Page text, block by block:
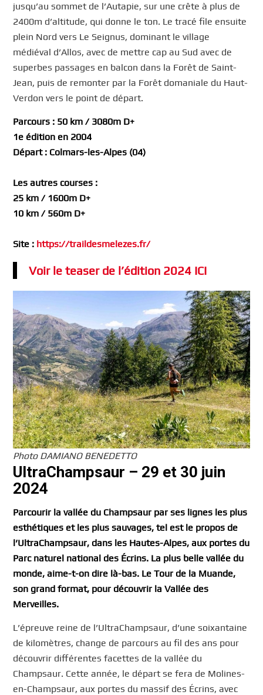
jusqu’au sommet de l’Autapie, sur une crête à plus de
2400m d’altitude, qui donne le ton. Le tracé file ensuite
plein Nord vers Le Seignus, dominant le village
médiéval d’Allos, avec de mettre cap au Sud avec de
superbes passages en balcon dans la Forêt de Saint-
Jean, puis de remonter par la Forêt domaniale du Haut-
Verdon vers le point de départ.
Parcours : 50 km / 3080m D+
1e édition en 2004
Départ : Colmars-les-Alpes (04)
Les autres courses :
25 km / 1600m D+
10 km / 560m D+
Site : https://traildesmelezes.fr/
Voir le teaser de l’édition 2024 ICI
Photo DAMIANO BENEDETTO
UltraChampsaur – 29 et 30 juin
2024
Parcourir la vallée du Champsaur par ses lignes les plus
esthétiques et les plus sauvages, tel est le propos de
l’UltraChampsaur, dans les Hautes-Alpes, aux portes du
Parc naturel national des Écrins. La plus belle vallée du
monde, aime-t-on dire là-bas. Le Tour de la Muande,
son grand format, pour découvrir la Vallée des
Merveilles.
L’épreuve reine de l’UltraChampsaur, d’une soixantaine
de kilomètres, change de parcours au fil des ans pour
découvrir différentes facettes de la vallée du
Champsaur. Cette année, le départ se fera de Molines-
en-Champsaur, aux portes du massif des Écrins, avec